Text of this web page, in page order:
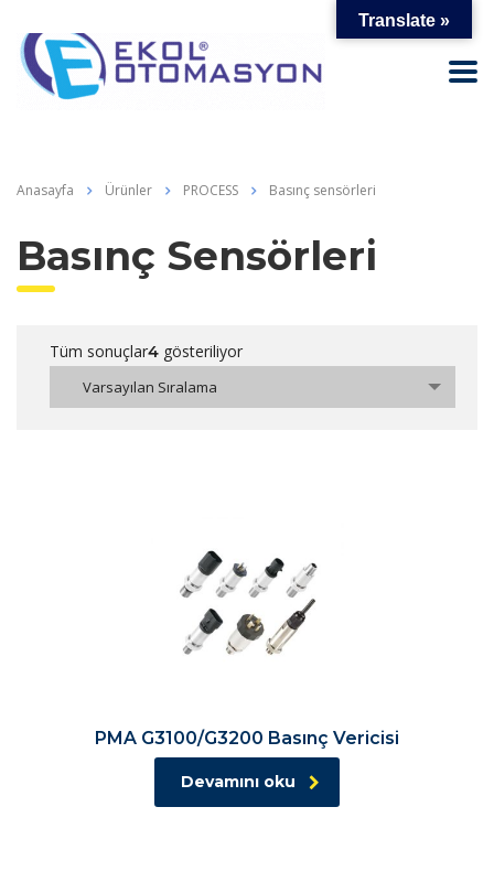
Anasayfa Ürünler PROCESS Basınç sensörleri
Basınç Sensörleri
Tüm sonuçlar4 gösteriliyor
Varsayılan Sıralama
PMA G3100/G3200 Basınç Vericisi
Devamını oku
Translate »